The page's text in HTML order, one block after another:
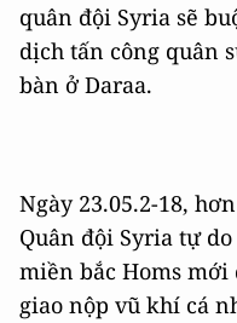
quân đội Syria sẽ
dịch tấn công quân
bàn ở Daraa.
Ngày 23.05.2-18,
Quân đội Syria tự
miền bắc Homs mới
giao nộp vũ khí cá